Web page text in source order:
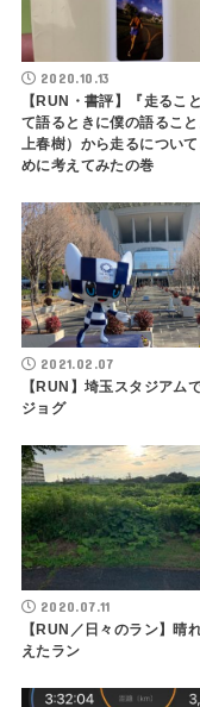
2020.10.13
【RUN・書評】『走るこ
て語るときに僕の語るこ
上春樹）から走るについ
めに考えてみたの巻
2021.02.07
【RUN】埼玉スタジアム
ジョグ
2020.07.11
【RUN／日々のラン】晴
えたラン